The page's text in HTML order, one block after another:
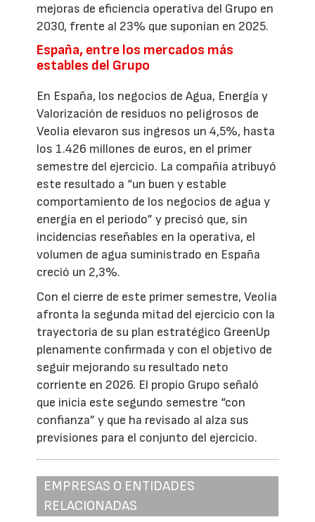
mejoras de eficiencia operativa del Grupo en
2030, frente al 23% que suponían en 2025.
España, entre los mercados más
estables del Grupo
En España, los negocios de Agua, Energía y
Valorización de residuos no peligrosos de
Veolia elevaron sus ingresos un 4,5%, hasta
los 1.426 millones de euros, en el primer
semestre del ejercicio. La compañía atribuyó
este resultado a “un buen y estable
comportamiento de los negocios de agua y
energía en el periodo” y precisó que, sin
incidencias reseñables en la operativa, el
volumen de agua suministrado en España
creció un 2,3%.
Con el cierre de este primer semestre, Veolia
afronta la segunda mitad del ejercicio con la
trayectoria de su plan estratégico GreenUp
plenamente confirmada y con el objetivo de
seguir mejorando su resultado neto
corriente en 2026. El propio Grupo señaló
que inicia este segundo semestre “con
confianza” y que ha revisado al alza sus
previsiones para el conjunto del ejercicio.
EMPRESAS O ENTIDADES
RELACIONADAS